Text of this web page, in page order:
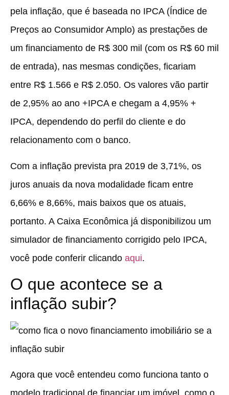
pela inflação, que é baseada no IPCA (Índice de
Preços ao Consumidor Amplo) as prestações de
um financiamento de R$ 300 mil (com os R$ 60 mil
de entrada), nas mesmas condições, ficariam
entre R$ 1.566 e R$ 2.050. Os valores vão partir
de 2,95% ao ano +IPCA e chegam a 4,95% +
IPCA, dependendo do perfil do cliente e do
relacionamento com o banco.
Com a inflação prevista pra 2019 de 3,71%, os
juros anuais da nova modalidade ficam entre
6,66% e 8,66%, mais baixos que os atuais,
portanto. A Caixa Econômica já disponibilizou um
simulador de financiamento corrigido pelo IPCA,
você pode conferir clicando aqui.
O que acontece se a
inflação subir?
Agora que você entendeu como funciona tanto o